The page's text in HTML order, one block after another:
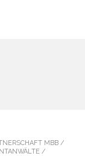
MBB /
/